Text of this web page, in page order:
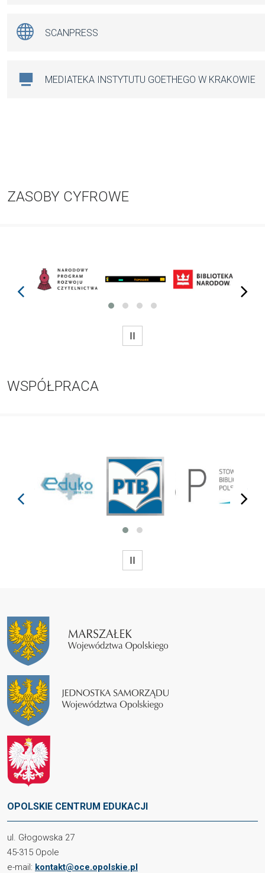
SCANPRESS
MEDIATEKA INSTYTUTU GOETHEGO W KRAKOWIE
ZASOBY CYFROWE
prev next
WSTRZYMAJ
WSPÓŁPRACA
next
WSTRZYMAJ
OPOLSKIE CENTRUM EDUKACJI
ul. Głogowska 27
45-315 Opole
e-mail: kontakt@oce.opolskie.pl